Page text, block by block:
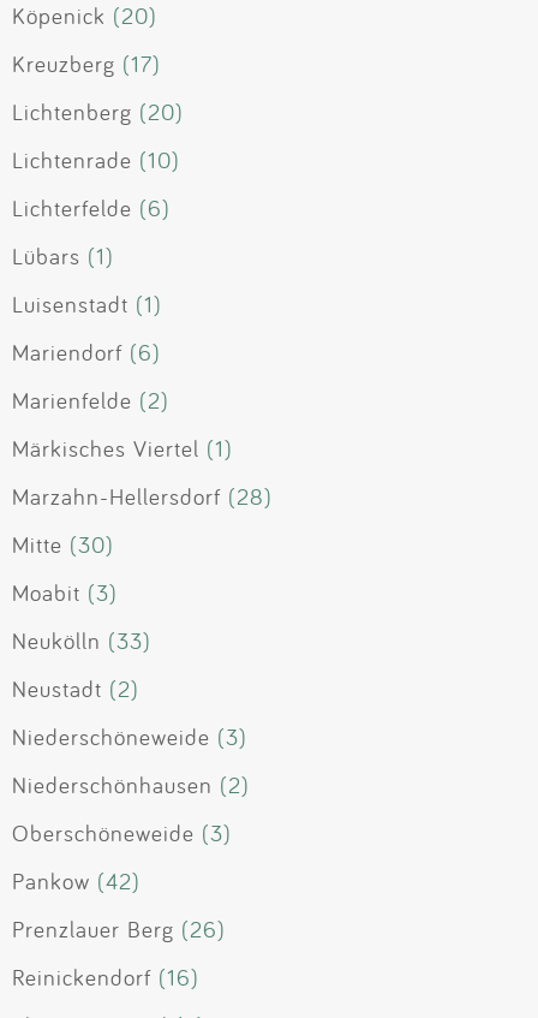
Köpenick (20)
Kreuzberg (17)
Lichtenberg (20)
Lichtenrade (10)
Lichterfelde (6)
Lübars (1)
Luisenstadt (1)
Mariendorf (6)
Marienfelde (2)
Märkisches Viertel (1)
Marzahn-Hellersdorf (28)
Mitte (30)
Moabit (3)
Neukölln (33)
Neustadt (2)
Niederschöneweide (3)
Niederschönhausen (2)
Oberschöneweide (3)
Pankow (42)
Prenzlauer Berg (26)
Reinickendorf (16)